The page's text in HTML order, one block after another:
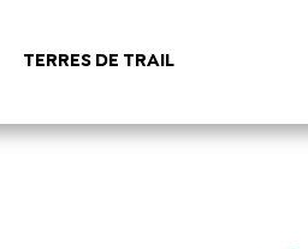
TERRES DE TRAIL